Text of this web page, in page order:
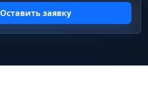
Оставить заявку